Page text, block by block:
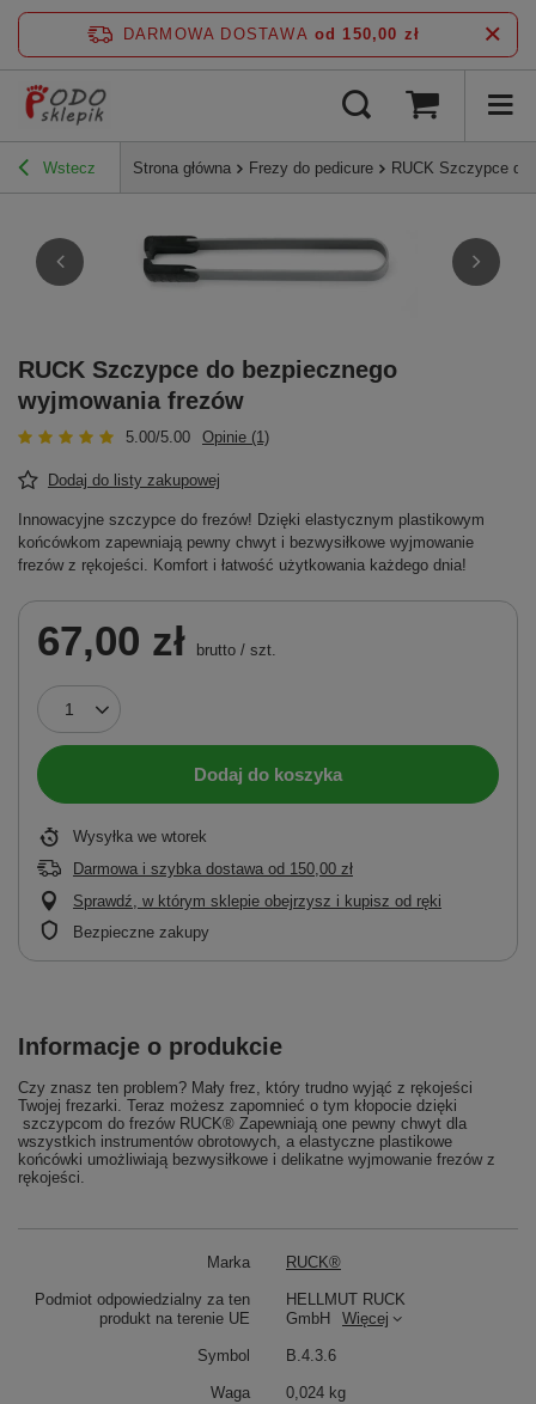
DARMOWA DOSTAWA od 150,00 zł
Wstecz Strona główna Frezy do pedicure RUCK Szczypce do
RUCK Szczypce do bezpiecznego
wyjmowania frezów
5.00/5.00 Opinie (1)
Dodaj do listy zakupowej
Innowacyjne szczypce do frezów! Dzięki elastycznym plastikowym
końcówkom zapewniają pewny chwyt i bezwysiłkowe wyjmowanie
frezów z rękojeści. Komfort i łatwość użytkowania każdego dnia!
67,00 zł brutto / szt.
Dodaj do koszyka
Wysyłka we wtorek
Darmowa i szybka dostawa od 150,00 zł
Sprawdź, w którym sklepie obejrzysz i kupisz od ręki
Bezpieczne zakupy
Informacje o produkcie
Czy znasz ten problem? Mały frez, który trudno wyjąć z rękojeści
Twojej frezarki. Teraz możesz zapomnieć o tym kłopocie dzięki
szczypcom do frezów RUCK® Zapewniają one pewny chwyt dla
wszystkich instrumentów obrotowych, a elastyczne plastikowe
końcówki umożliwiają bezwysiłkowe i delikatne wyjmowanie frezów z
rękojeści.
Marka RUCK®
Podmiot odpowiedzialny za ten
produkt na terenie UE
HELLMUT RUCK
GmbH
Więcej
Symbol B.4.3.6
Waga 0,024 kg